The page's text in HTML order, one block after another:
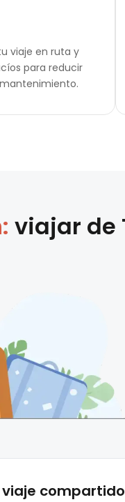
viaje en ruta y
para reducir
viajar de
viaje compartido